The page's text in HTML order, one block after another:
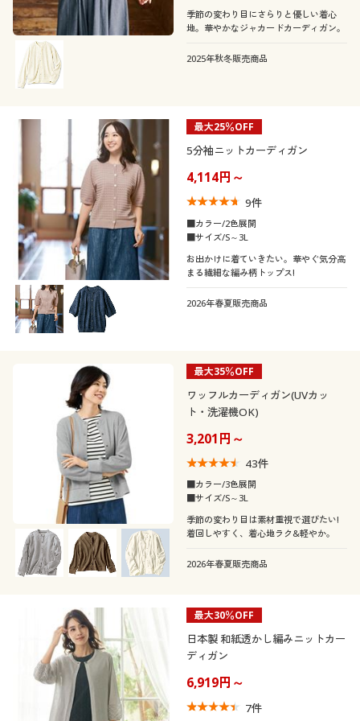
季節の変わり目にさらりと優しい着心
地。華やかなジャカードカーディガン。
2025年秋冬販売商品
最大25％OFF
5分袖ニットカーディガン
4,114円～
9件
■カラー/2色展開
■サイズ/S～3L
お出かけに着ていきたい。華やぐ気分高
まる繊細な編み柄トップス!
2026年春夏販売商品
最大35％OFF
ワッフルカーディガン(UVカッ
ト・洗濯機OK)
3,201円～
43件
■カラー/3色展開
■サイズ/S～3L
季節の変わり目は素材重視で選びたい!
着回しやすく、着心地ラク&軽やか。
2026年春夏販売商品
最大30％OFF
日本製 和紙透かし編みニットカー
ディガン
6,919円～
7件